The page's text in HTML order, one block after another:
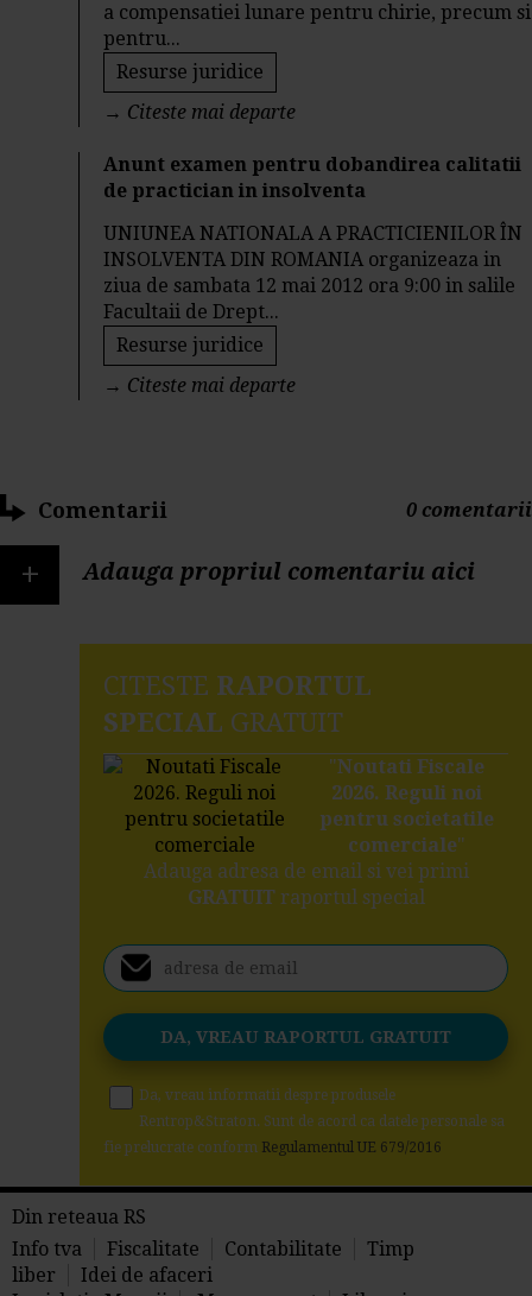
a compensatiei lunare pentru chirie, precum si
pentru...
Resurse juridice
→ Citeste mai departe
Anunt examen pentru dobandirea calitatii
de practician in insolventa
UNIUNEA NATIONALA A PRACTICIENILOR ÎN
INSOLVENTA DIN ROMANIA organizeaza in
ziua de sambata 12 mai 2012 ora 9:00 in salile
Facultaii de Drept...
Resurse juridice
→ Citeste mai departe
Comentarii 0 comentarii
+ Adauga propriul comentariu aici
CITESTE RAPORTUL
SPECIAL GRATUIT
"Noutati Fiscale
2026. Reguli noi
pentru societatile
comerciale"
Adauga adresa de email si vei primi
GRATUITraportul special
Da, vreau informatii despre produsele
Rentrop&Straton. Sunt de acord ca datele personale sa
fie prelucrate conform Regulamentul UE 679/2016
Din reteaua RS
Info tva
Fiscalitate Contabilitate
Timp
liber
Idei de afaceri